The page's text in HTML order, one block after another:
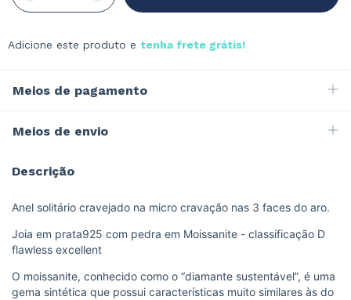
Adicione este produto e tenha frete grátis!
Meios de pagamento
Meios de envio
Descrição
Anel solitário cravejado na micro cravação nas 3 faces do aro.
Joia em prata925 com pedra em Moissanite - classificação D
flawless excellent
O moissanite, conhecido como o “diamante sustentável”, é uma
gema sintética que possui características muito similares às do